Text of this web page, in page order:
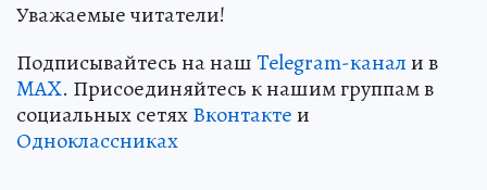
Уважаемые читатели!
Подписывайтесь на нашTelegram-канали в
MAX. Присоединяйтесь к нашим группам в
социальных сетяхВконтактеи
Одноклассниках